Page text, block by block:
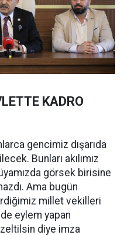
KADRO
gencimiz dışarıda
Bunları akılımız
görsek birisine
Ama bugün
millet vekilleri
eylem yapan
diye imza